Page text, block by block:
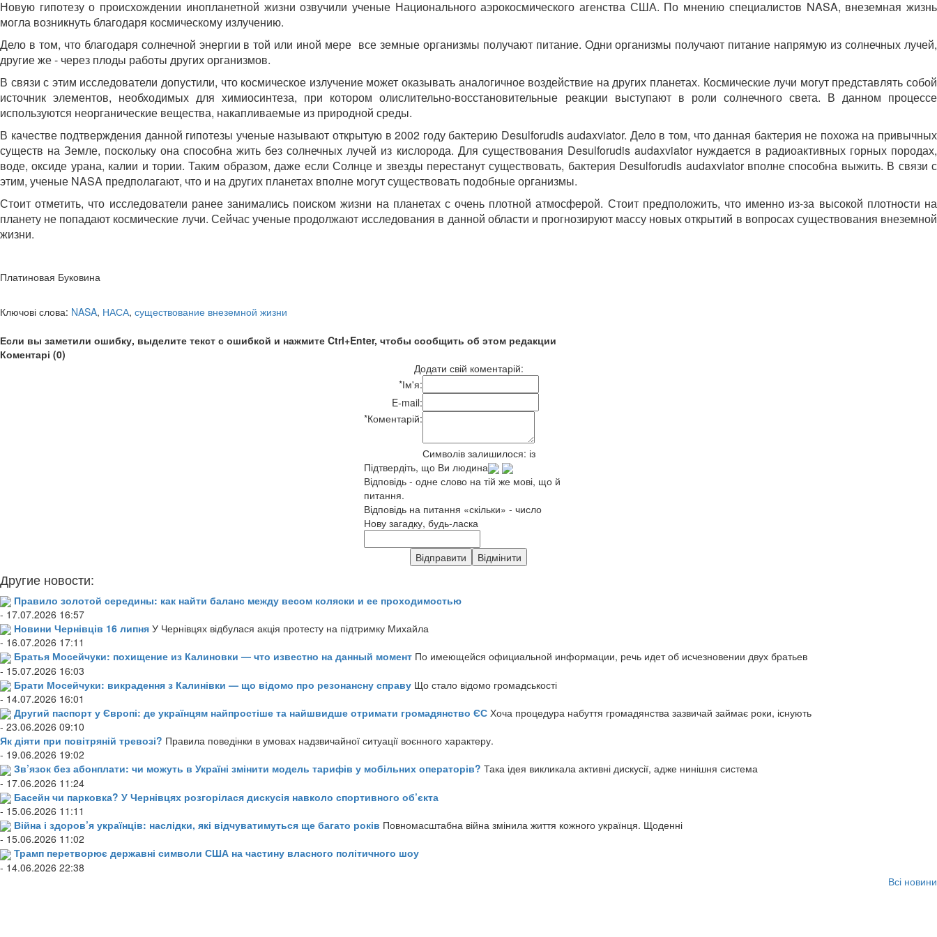
Новую гипотезу о происхождении инопланетной жизни озвучили ученые Национального аэрокосмического агенства США. По мнению специалистов NASA, внеземная жизнь
могла возникнуть благодаря космическому излучению.
Дело в том, что благодаря солнечной энергии в той или иной мере все земные организмы получают питание. Одни организмы получают питание напрямую из солнечных лучей,
другие же - через плоды работы других организмов.
В связи с этим исследователи допустили, что космическое излучение может оказывать аналогичное воздействие на других планетах. Космические лучи могут представлять собой
источник элементов, необходимых для химиосинтеза, при котором олислительно-восстановительные реакции выступают в роли солнечного света. В данном процессе
используются неорганические вещества, накапливаемые из природной среды.
В качестве подтверждения данной гипотезы ученые называют открытую в 2002 году бактерию Desulforudis audaxviator. Дело в том, что данная бактерия не похожа на привычных
существ на Земле, поскольку она способна жить без солнечных лучей из кислорода. Для существования Desulforudis audaxviator нуждается в радиоактивных горных породах,
воде, оксиде урана, калии и тории. Таким образом, даже если Солнце и звезды перестанут существовать, бактерия Desulforudis audaxviator вполне способна выжить. В связи с
этим, ученые NASA предполагают, что и на других планетах вполне могут существовать подобные организмы.
Стоит отметить, что исследователи ранее занимались поиском жизни на планетах с очень плотной атмосферой. Стоит предположить, что именно из-за высокой плотности на
планету не попадают космические лучи. Сейчас ученые продолжают исследования в данной области и прогнозируют массу новых открытий в вопросах существования внеземной
жизни.
Платиновая Буковина
Ключові слова: NASA, НАСА, существование внеземной жизни
Если вы заметили ошибку, выделите текст с ошибкой и нажмите Ctrl+Enter, чтобы сообщить об этом редакции
Коментарі (0)
Додати свій коментарій:
*Ім'я:
E-mail:
*Коментарій:
Символів залишилося: із
Підтвердіть, що Ви людина
Відповідь - одне слово на тій же мові, що й
питання.
Відповідь на питання «скільки» - число
Нову загадку, будь-ласка
Другие новости:
Правило золотой середины: как найти баланс между весом коляски и ее проходимостью
- 17.07.2026 16:57
Новини Чернівців 16 липня У Чернівцях відбулася акція протесту на підтримку Михайла
- 16.07.2026 17:11
Братья Мосейчуки: похищение из Калиновки — что известно на данный момент По имеющейся официальной информации, речь идет об исчезновении двух братьев
- 15.07.2026 16:03
Брати Мосейчуки: викрадення з Калинівки — що відомо про резонансну справу Що стало відомо громадськості
- 14.07.2026 16:01
Другий паспорт у Європі: де українцям найпростіше та найшвидше отримати громадянство ЄС Хоча процедура набуття громадянства зазвичай займає роки, існують
- 23.06.2026 09:10
Як діяти при повітряній тревозі? Правила поведінки в умовах надзвичайної ситуації воєнного характеру.
- 19.06.2026 19:02
Зв’язок без абонплати: чи можуть в Україні змінити модель тарифів у мобільних операторів? Така ідея викликала активні дискусії, адже нинішня система
- 17.06.2026 11:24
Басейн чи парковка? У Чернівцях розгорілася дискусія навколо спортивного об’єкта
- 15.06.2026 11:11
Війна і здоров’я українців: наслідки, які відчуватимуться ще багато років Повномасштабна війна змінила життя кожного українця. Щоденні
- 15.06.2026 11:02
Трамп перетворює державні символи США на частину власного політичного шоу
- 14.06.2026 22:38
Всі новини